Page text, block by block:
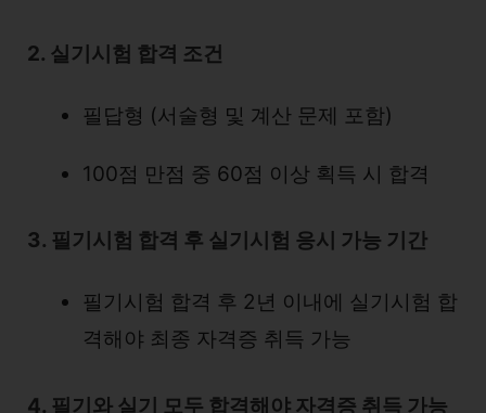
2. 실기시험 합격 조건
필답형 (서술형 및 계산 문제 포함)
100점 만점 중 60점 이상 획득 시 합격
3. 필기시험 합격 후 실기시험 응시 가능 기간
필기시험 합격 후 2년 이내에 실기시험 합
격해야 최종 자격증 취득 가능
4. 필기와 실기 모두 합격해야 자격증 취득 가능